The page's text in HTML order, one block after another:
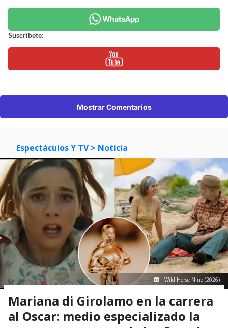
Suscríbete:
Mostrar Comentarios
Espectáculos Y TV > Noticia
Wild Horse Nine (2026)
Mariana di Girolamo en la carrera
al Oscar: medio especializado la